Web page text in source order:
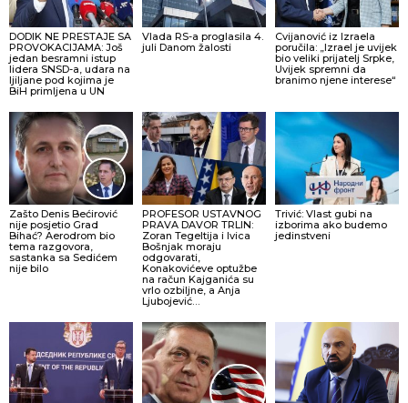
DODIK NE PRESTAJE SA
PROVOKACIJAMA: Još
jedan besramni istup
lidera SNSD-a, udara na
ljiljane pod kojima je
BiH primljena u UN
Vlada RS-a proglasila 4.
juli Danom žalosti
Cvijanović iz Izraela
poručila: „Izrael je uvijek
bio veliki prijatelj Srpke,
Uvijek spremni da
branimo njene interese“
Zašto Denis Bećirović
nije posjetio Grad
Bihać? Aerodrom bio
tema razgovora,
sastanka sa Sedićem
nije bilo
PROFESOR USTAVNOG
PRAVA DAVOR TRLIN:
Zoran Tegeltija i Ivica
Bošnjak moraju
odgovarati,
Konakovićeve optužbe
na račun Kajganića su
vrlo ozbiljne, a Anja
Ljubojević…
Trivić: Vlast gubi na
izborima ako budemo
jedinstveni